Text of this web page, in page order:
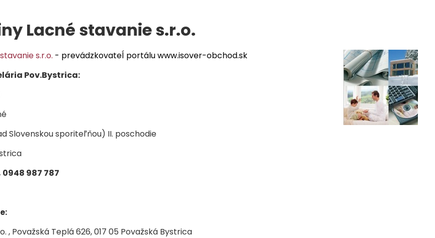
Lacné stavanie s.r.o.
s.r.o. - prevádzkovateĺ portálu www.isover-obchod.sk
Pov.Bystrica:
Slovenskou sporiteľňou) II. poschodie
0948 987 787
, Považská Teplá 626, 017 05 Považská Bystrica